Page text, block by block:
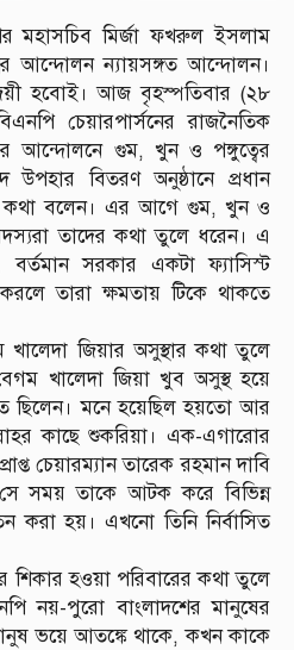
মহাসচিব মির্জা ফখরুল ইসলাম
আন্দোলন ন্যায়সঙ্গত আন্দোলন।
হবোই। আজ বৃহস্পতিবার (২৮
চেয়ারপার্সনের রাজনৈতিক
আন্দোলনে গুম, খুন ও পঙ্গুত্বের
উপহার বিতরণ অনুষ্ঠানে প্রধান
কথা বলেন। এর আগে গুম, খুন ও
তাদের কথা তুলে ধরেন। এ
সরকার একটা ফ্যাসিস্ট
তারা ক্ষমতায় টিকে থাকতে
খালেদা জিয়ার অসুস্থার কথা তুলে
খালেদা জিয়া খুব অসুস্থ হয়ে
ছিলেন। মনে হয়েছিল হয়তো আর
কাছে শুকরিয়া। এক-এগারোর
চেয়ারম্যান তারেক রহমান দাবি
সময় তাকে আটক করে বিভিন্ন
করা হয়। এখনো তিনি নির্বাসিত
শিকার হওয়া পরিবারের কথা তুলে
নয়-পুরো বাংলাদশের মানুষের
ভয়ে আতঙ্কে থাকে, কখন কাকে